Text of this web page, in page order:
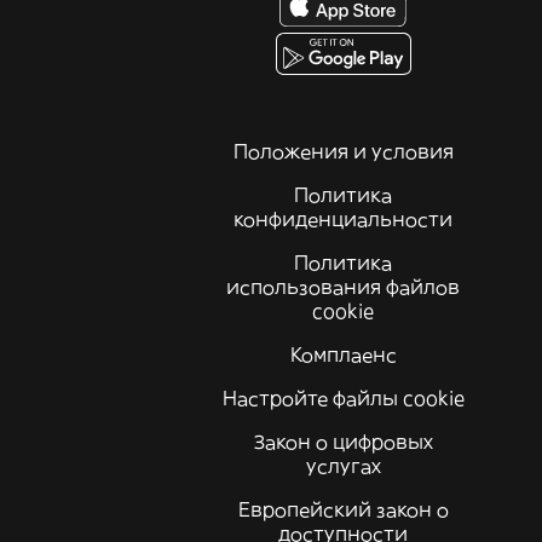
Положения и условия
Политика
конфиденциальности
Политика
использования файлов
cookie
Комплаенс
Настройте файлы cookie
Закон о цифровых
услугах
Европейский закон о
доступности